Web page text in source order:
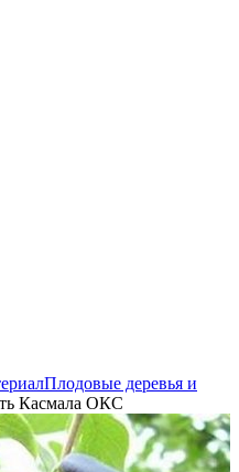
Плодовые деревья и
Касмала ОКС